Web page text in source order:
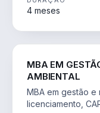
4 meses
MBA EM
AMBIENTAL
MBA em gestão e
licenciamento,